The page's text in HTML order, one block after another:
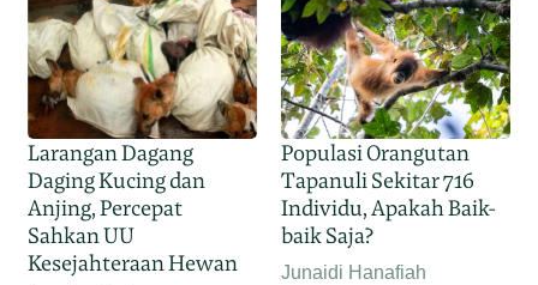
Larangan Dagang
Daging Kucing dan
Anjing, Percepat
Sahkan UU
Kesejahteraan Hewan
Populasi Orangutan
Tapanuli Sekitar 716
Individu, Apakah Baik-
baik Saja?
Junaidi Hanafiah